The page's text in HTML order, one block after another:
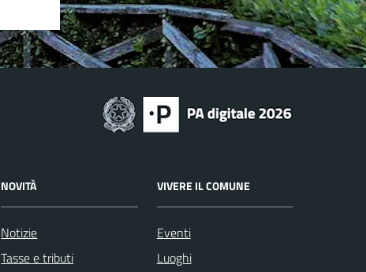
NOVITÀ
Notizie
Tasse e tributi
VIVERE IL COMUNE
Eventi
Luoghi